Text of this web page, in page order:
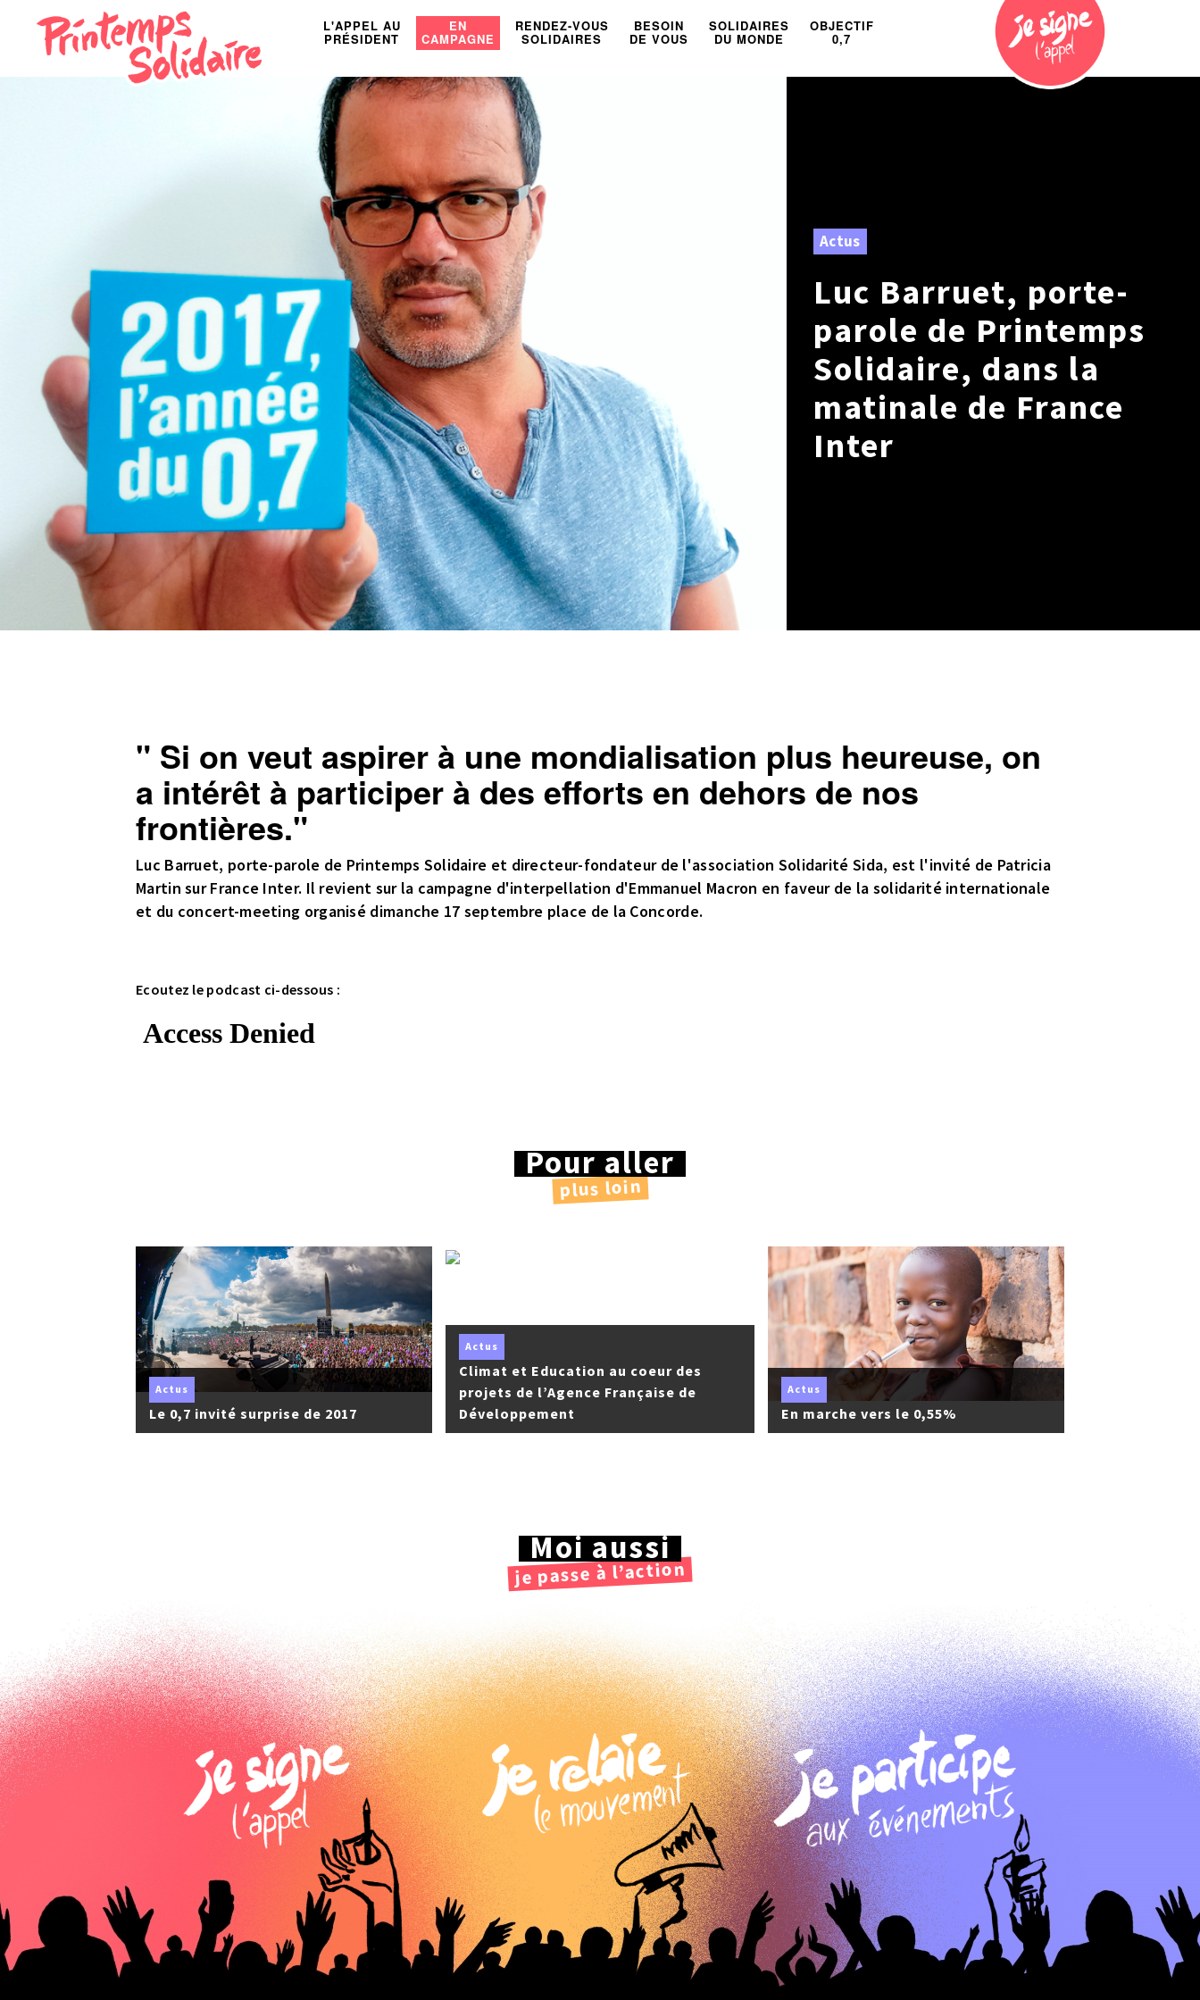
L'APPEL AU
PRÉSIDENT
EN
CAMPAGNE
RENDEZ-VOUS
SOLIDAIRES
BESOIN
DE VOUS
SOLIDAIRES
DU MONDE
OBJECTIF
0,7
Actus
Luc Barruet, porte-
parole de Printemps
Solidaire, dans la
matinale de France
Inter
" Si on veut aspirer à une mondialisation plus heureuse, on
a intérêt à participer à des efforts en dehors de nos
frontières."
Luc Barruet, porte-parole de Printemps Solidaire et directeur-fondateur de l'association Solidarité Sida, est l'invité de Patricia
Martin sur France Inter. Il revient sur la campagne d'interpellation d'Emmanuel Macron en faveur de la solidarité internationale
et du concert-meeting organisé dimanche 17 septembre place de la Concorde.
Ecoutez le podcast ci-dessous :
Pour aller
plus loin
Actus
Le 0,7 invité surprise de 2017
Actus
Climat et Education au coeur des
projets de l’Agence Française de
Développement
Actus
En marche vers le 0,55%
Moi aussi
je passe à l’action